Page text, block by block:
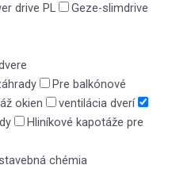
drive PL
Geze-slimdrive
Pre balkónové
okien
ventilácia dverí
Hliníkové kapotáže pre
chémia